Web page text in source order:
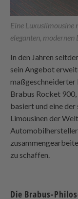
Eine
eleganten, modernen
In den Jahren
sein Angebot
maßgeschneiderter
Brabus Rocket
basiert und eine
Limousinen der
zu schaffen.
Die Brabus-